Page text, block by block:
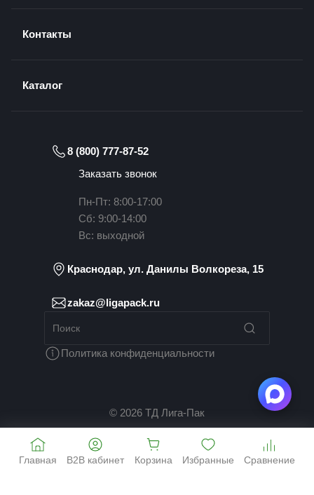
Контакты
Каталог
8 (800) 777-87-52
Заказать звонок
Пн-Пт: 8:00-17:00
Сб: 9:00-14:00
Вс: выходной
Краснодар, ул. Данилы Волкореза, 15
zakaz@ligapack.ru
Политика конфиденциальности
© 2026 ТД Лига-Пак
Главная B2B кабинет Корзина Избранные Сравнение